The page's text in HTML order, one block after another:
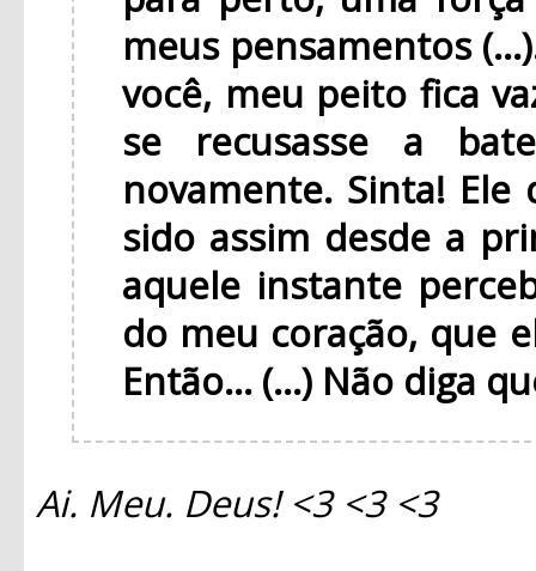
meus pensamentos
você, meu peito fica
se recusasse a
novamente. Sinta! Ele
sido assim desde a
aquele instante
do meu coração, que
Então... (...) Não diga
Ai. Meu. Deus! <3 <3 <3